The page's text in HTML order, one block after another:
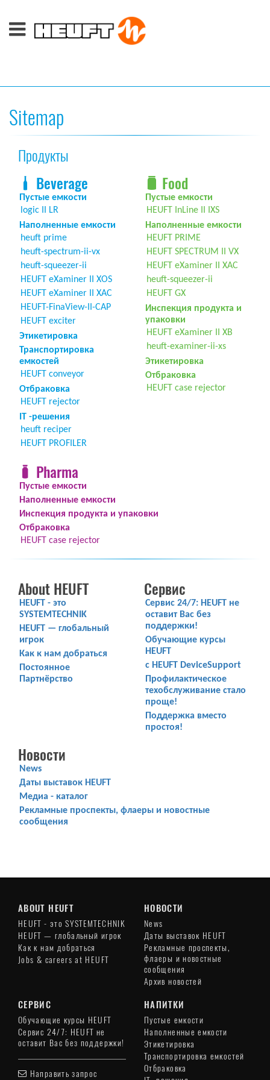
Sitemap
Продукты
Beverage
Пустые емкости
logic II LR
Наполненные емкости
heuft prime
heuft-spectrum-ii-vx
heuft-squeezer-ii
HEUFT eXaminer II XOS
HEUFT eXaminer II XAC
HEUFT-FinaView-II-CAP
HEUFT exciter
Этикетировка
Транспортировка
емкостей
HEUFT conveyor
Отбраковка
HEUFT rejector
IT -решения
heuft reciper
HEUFT PROFILER
Food
Пустые емкости
HEUFT InLine II IXS
Наполненные емкости
HEUFT PRIME
HEUFT SPECTRUM II VX
HEUFT eXaminer II XAC
heuft-squeezer-ii
HEUFT GX
Инспекция продукта и
упаковки
HEUFT eXaminer II XB
heuft-examiner-ii-xs
Этикетировка
Отбраковка
HEUFT case rejector
Pharma
Пустые емкости
Наполненные емкости
Инспекция продукта и упаковки
Отбраковка
HEUFT case rejector
About HEUFT
HEUFT - это
SYSTEMTECHNIK
HEUFT — глобальный
игрок
Как к нам добраться
Постоянное
Партнёрство
Сервис
Сервис 24/7: HEUFT не
оставит Вас без
поддержки!
Обучающие курсы
HEUFT
с HEUFT DeviceSupport
Профилактическое
техобслуживание стало
проще!
Поддержка вместо
простоя!
Новости
News
Даты выставок HEUFT
Медиа - каталог
Рекламные проспекты, флаеры и новостные
сообщения
ABOUT HEUFT
HEUFT - это SYSTEMTECHNIK
HEUFT — глобальный игрок
Как к нам добраться
Jobs & careers at HEUFT
НОВОСТИ
News
Даты выставок HEUFT
Рекламные проспекты,
флаеры и новостные
сообщения
Архив новостей
СЕРВИС
Обучающие курсы HEUFT
Сервис 24/7: HEUFT не
оставит Вас без поддержки!
Направить запрос
НАПИТКИ
Пустые емкости
Наполненные емкости
Этикетировка
Транспортировка емкостей
Отбраковка